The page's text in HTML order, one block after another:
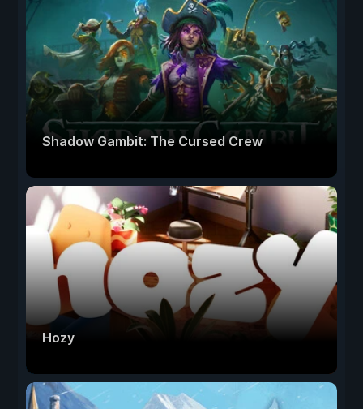
Shadow Gambit: The Cursed Crew
Hozy